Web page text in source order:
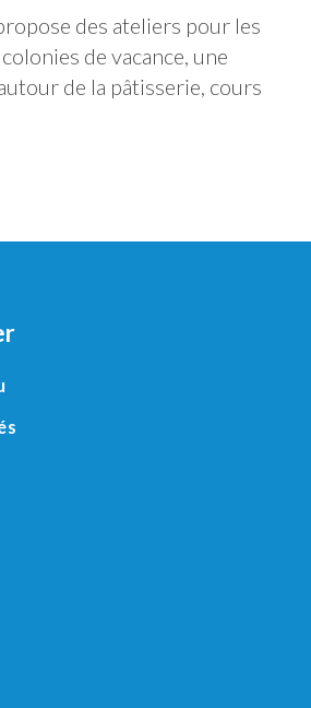
des ateliers pour les
de vacance, une
de la pâtisserie, cours